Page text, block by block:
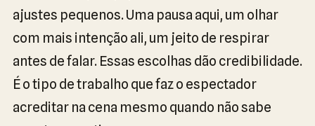
ajustes pequenos. Uma pausa aqui, um olhar
com mais intenção ali, um jeito de respirar
antes de falar. Essas escolhas dão credibilidade.
É o tipo de trabalho que faz o espectador
acreditar na cena mesmo quando não sabe